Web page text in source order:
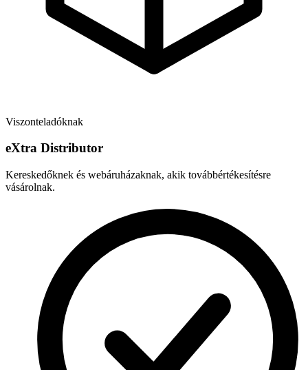
Viszonteladóknak
eXtra Distributor
Kereskedőknek és webáruházaknak, akik továbbértékesítésre
vásárolnak.